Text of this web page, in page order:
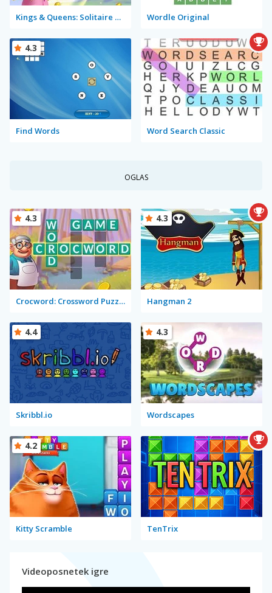
Kings & Queens: Solitaire Tripeaks Wordle Original
Find Words
4.3
Word Search Classic
OGLAS
Crocword: Crossword Puzzle Game
4.3
Hangman 2
4.3
Skribbl.io
4.4
Wordscapes
4.3
Kitty Scramble
4.2
TenTrix
Videoposnetek igre